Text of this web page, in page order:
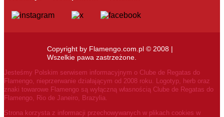
Copyright by Flamengo.com.pl © 2008 |
Wszelkie pawa zastrzeżone.
Jesteśmy Polskim serwisem informacyjnym o Clube de Regatas do
Flamengo, nieprzerwanie działającym od 2008 roku. Logotyp, herb oraz
znaki towarowe Flamengo są wyłączną własnością Clube de Regatas do
Flamengo, Rio de Janeiro, Brazylia.
Strona korzysta z informacji przechowywanych w plikach cookies w